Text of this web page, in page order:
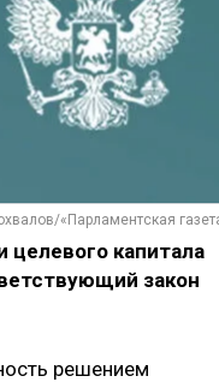
«Парламентская
капитала
закон
решением